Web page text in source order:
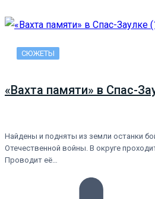
СЮЖЕТЫ
«Вахта памяти» в Спас-
Найдены и подняты из земли останки
Отечественной войны. В округе
Проводит её…